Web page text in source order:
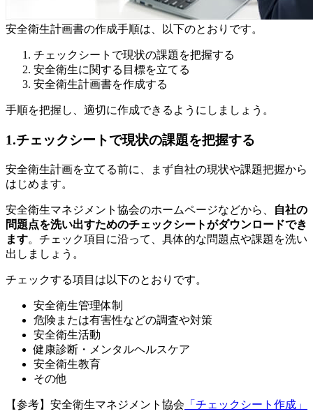
安全衛生計画書の作成手順は、以下のとおりです。
チェックシートで現状の課題を把握する
安全衛生に関する目標を立てる
安全衛生計画書を作成する
手順を把握し、適切に作成できるようにしましょう。
1.チェックシートで現状の課題を把握する
安全衛生計画を立てる前に、まず自社の現状や課題把握から
はじめます。
安全衛生マネジメント協会のホームページなどから、
自社の
問題点を洗い出すためのチェックシートがダウンロードでき
ます。チェック項目に沿って、具体的な問題点や課題を洗い
出しましょう。
チェックする項目は以下のとおりです。
安全衛生管理体制
危険または有害性などの調査や対策
安全衛生活動
健康診断・メンタルヘルスケア
安全衛生教育
その他
【参考】安全衛生マネジメント協会 「チェックシート作成」